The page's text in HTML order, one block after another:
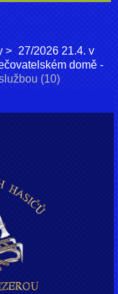
27/2026 21.4. v
domě -
(10)